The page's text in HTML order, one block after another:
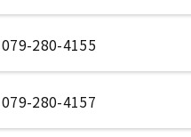
079-280-4155
079-280-4157